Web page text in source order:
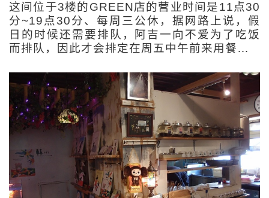
这间位于3楼的GREEN店的营业时间是11点30
分~19点30分、每周三公休，据网路上说，假
日的时候还需要排队，阿吉一向不爱为了吃饭
而排队，因此才会排定在周五中午前来用餐…